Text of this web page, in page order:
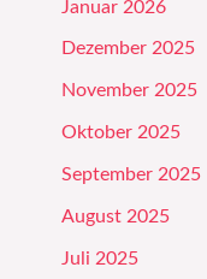
Januar 2026
Dezember 2025
November 2025
Oktober 2025
September 2025
August 2025
Juli 2025